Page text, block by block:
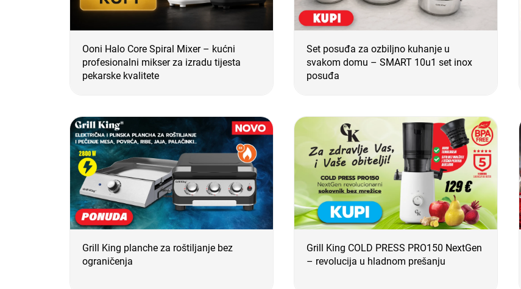
Ooni Halo Core Spiral Mixer – kućni
profesionalni mikser za izradu tijesta
pekarske kvalitete
Set posuđa za ozbiljno kuhanje u
svakom domu – SMART 10u1 set inox
posuđa
Grill King planche za roštiljanje bez
ograničenja
Grill King COLD PRESS PRO150 NextGen
– revolucija u hladnom prešanju